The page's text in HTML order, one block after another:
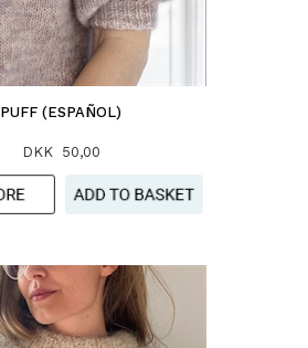
PUFF (ESPAÑOL)
DKK 50,00